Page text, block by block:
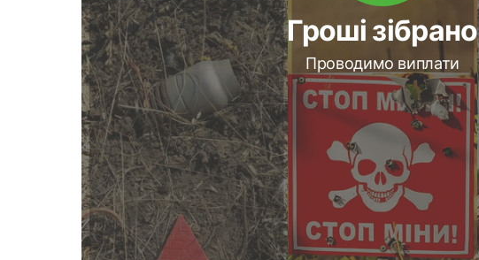
Гроші зібрано
Проводимо виплати